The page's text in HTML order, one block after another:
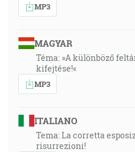
MP3
MAGYAR
Téma: »A különböző
kifejtése!«
MP3
ITALIANO
Tema: La corretta
risurrezioni!